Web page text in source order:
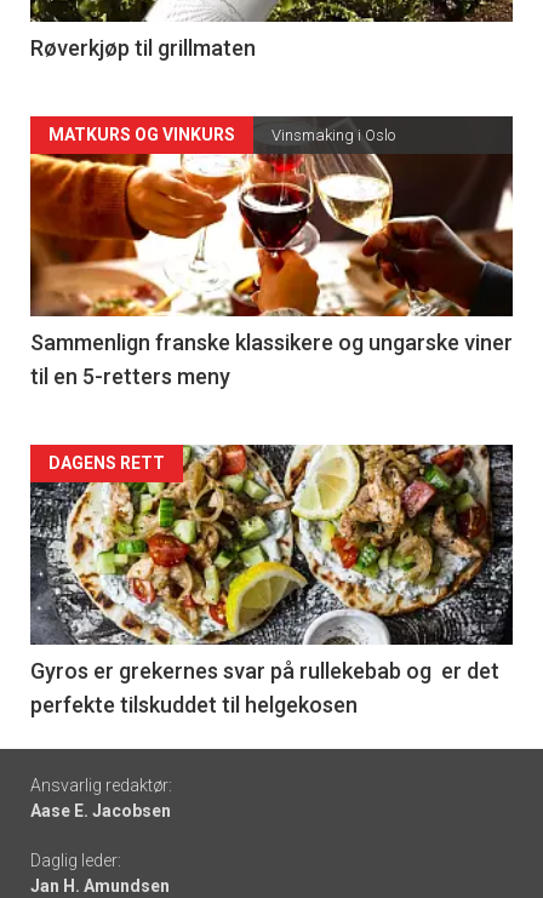
4
Røverkjøp til grillmaten
Forsiden
akkurat
nå
-
5
MATKURS OG VINKURS Vinsmaking i Oslo
Sammenlign franske klassikere og ungarske viner
til en 5-retters meny
Forsiden
akkurat
nå
-
6
DAGENS RETT
Gyros er grekernes svar på rullekebab og er det
perfekte tilskuddet til helgekosen
Footer
-
links
Ansvarlig redaktør:
Aase E. Jacobsen
Daglig leder:
Jan H. Amundsen